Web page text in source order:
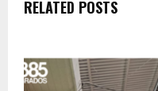
RELATED POSTS